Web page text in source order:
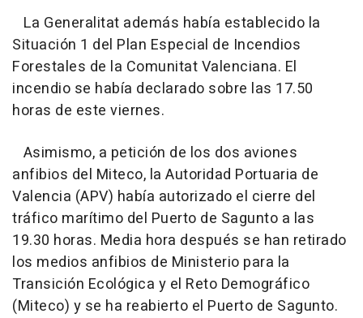
La Generalitat además había establecido la
Situación 1 del Plan Especial de Incendios
Forestales de la Comunitat Valenciana. El
incendio se había declarado sobre las 17.50
horas de este viernes.
Asimismo, a petición de los dos aviones
anfibios del Miteco, la Autoridad Portuaria de
Valencia (APV) había autorizado el cierre del
tráfico marítimo del Puerto de Sagunto a las
19.30 horas. Media hora después se han retirado
los medios anfibios de Ministerio para la
Transición Ecológica y el Reto Demográfico
(Miteco) y se ha reabierto el Puerto de Sagunto.